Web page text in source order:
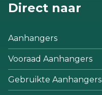
Direct naar
Aanhangers
Vooraad Aanhangers
Gebruikte Aanhangers